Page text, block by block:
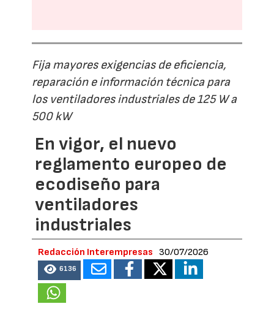
Fija mayores exigencias de eficiencia,
reparación e información técnica para
los ventiladores industriales de 125 W a
500 kW
En vigor, el nuevo
reglamento europeo de
ecodiseño para
ventiladores
industriales
Redacción Interempresas 30/07/2026
6136